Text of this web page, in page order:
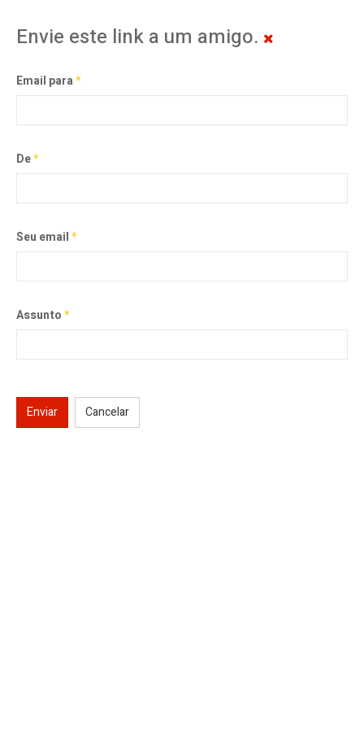
Envie este link a um amigo.
Email para*
De*
Seu email*
Assunto*
Enviar Cancelar